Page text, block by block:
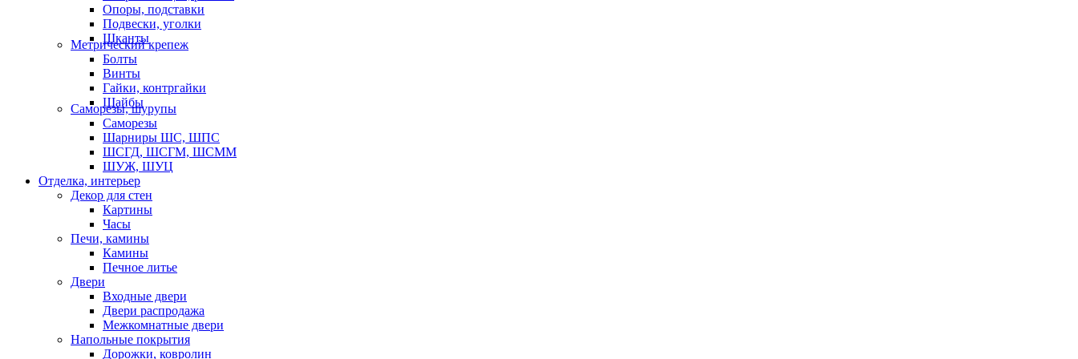
Опоры, подставки
Подвески, уголки
Шканты
Метрический крепеж
Болты
Винты
Гайки, контргайки
Шайбы
Саморезы, шурупы
Саморезы
Шарниры ШС, ШПС
ШСГД, ШСГМ, ШСММ
ШУЖ, ШУЦ
Отделка, интерьер
Декор для стен
Картины
Часы
Печи, камины
Камины
Печное литье
Двери
Входные двери
Двери распродажа
Межкомнатные двери
Напольные покрытия
Дорожки, ковролин